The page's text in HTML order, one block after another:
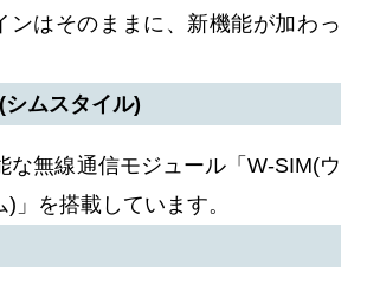
ンはそのままに、新機能が加わっ
ムスタイル)
な無線通信モジュール「W-SIM(ウ
)」を搭載しています。